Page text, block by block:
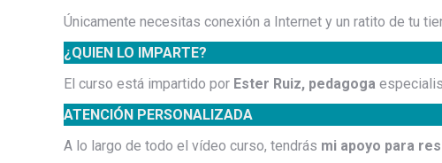
Únicamente necesitas conexión a Internet y un ratito de tu
¿QUIEN LO IMPARTE?
El curso está impartido por Ester Ruiz, pedagoga
ATENCIÓN PERSONALIZADA
A lo largo de todo el vídeo curso, tendrás mi apoyo para